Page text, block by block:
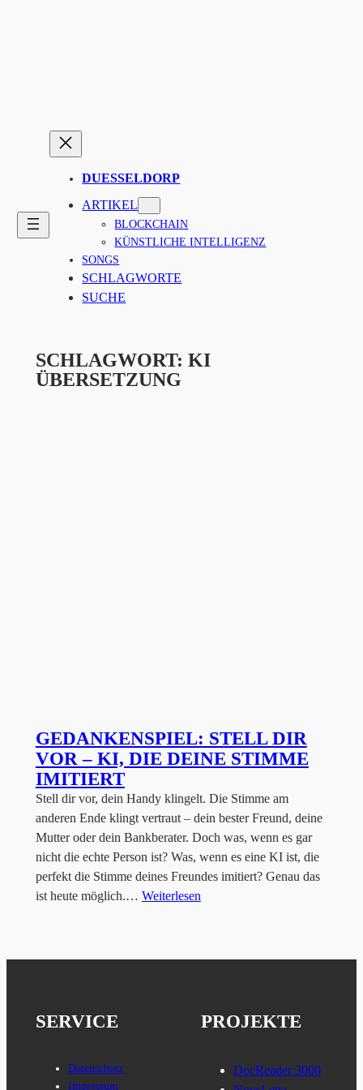
DUESSELDORP
ARTIKEL
BLOCKCHAIN
KÜNSTLICHE INTELLIGENZ
SONGS
SCHLAGWORTE
SUCHE
SCHLAGWORT: KI
ÜBERSETZUNG
GEDANKENSPIEL: STELL DIR
VOR – KI, DIE DEINE STIMME
IMITIERT
Stell dir vor, dein Handy klingelt. Die Stimme am
anderen Ende klingt vertraut – dein bester Freund, deine
Mutter oder dein Bankberater. Doch was, wenn es gar
nicht die echte Person ist? Was, wenn es eine KI ist, die
perfekt die Stimme deines Freundes imitiert? Genau das
ist heute möglich.… Weiterlesen
SERVICE
Datenschutz
Impressum
PROJEKTE
DocReader 3000